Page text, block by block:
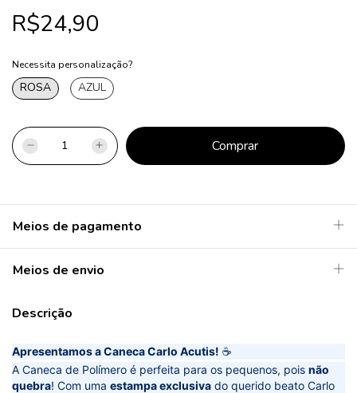
R$24,90
Necessita personalização?
ROSA AZUL
Meios de pagamento
Meios de envio
Descrição
Apresentamos a Caneca Carlo Acutis! ☕
A Caneca de Polímero é perfeita para os pequenos, pois não
quebra! Com uma estampa exclusiva do querido beato Carlo